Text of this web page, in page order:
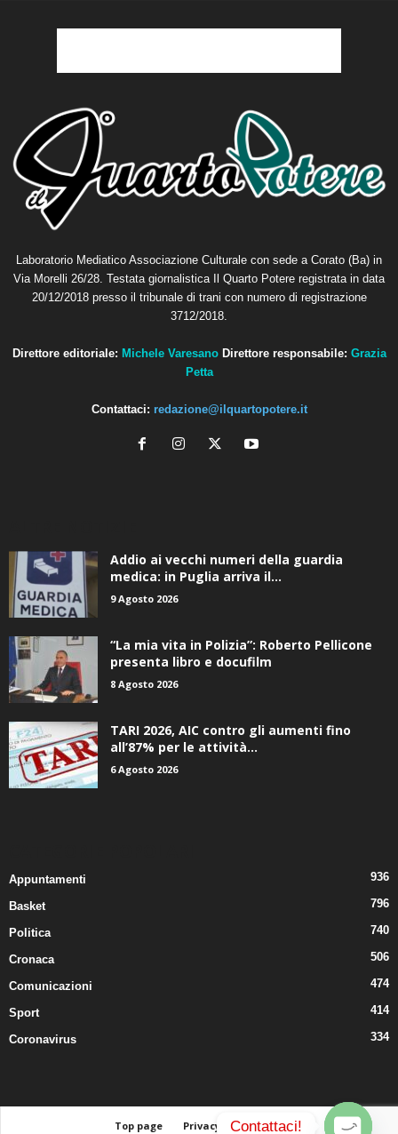
Laboratorio Mediatico Associazione Culturale con sede a Corato (Ba) in
Via Morelli 26/28. Testata giornalistica Il Quarto Potere registrata in data
20/12/2018 presso il tribunale di trani con numero di registrazione
3712/2018.
Direttore editoriale: Michele Varesano Direttore responsabile: Grazia
Petta
Contattaci: redazione@ilquartopotere.it
Addio ai vecchi numeri della guardia
medica: in Puglia arriva il...
9 Agosto 2026
“La mia vita in Polizia”: Roberto Pellicone
presenta libro e docufilm
8 Agosto 2026
TARI 2026, AIC contro gli aumenti fino
all’87% per le attività...
6 Agosto 2026
Appuntamenti 936
Basket 796
Politica 740
Cronaca 506
Comunicazioni 474
Sport 414
Coronavirus 334
Top page Privacy Contatti
Contattaci!